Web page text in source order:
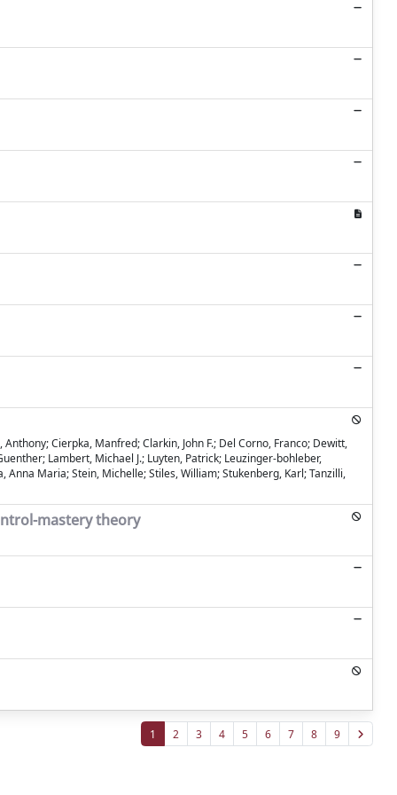
Cierpka, Manfred; Clarkin, John F.; Del Corno, Franco; Dewitt,
Lambert, Michael J.; Luyten, Patrick; Leuzinger‑bohleber,
Anna Maria; Stein, Michelle; Stiles, William; Stukenberg, Karl; Tanzilli,
mastery theory
1 2 3 4 5 6 7 8 9